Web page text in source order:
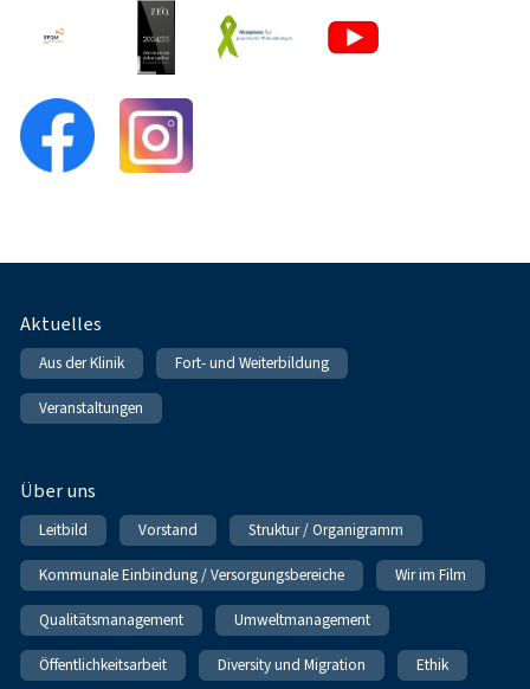
Fußnavigation
Aktuelles
Aus der Klinik Fort- und Weiterbildung
Veranstaltungen
Über uns
Leitbild Vorstand Struktur / Organigramm
Kommunale Einbindung / Versorgungsbereiche Wir im Film
Qualitätsmanagement Umweltmanagement
Öffentlichkeitsarbeit Diversity und Migration Ethik